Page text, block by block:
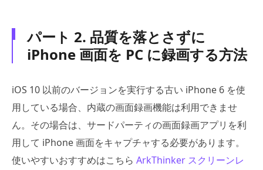
パート 2. 品質を落とさずに
iPhone 画面を PC に録画する方法
iOS 10 以前のバージョンを実行する古い iPhone 6 を使
用している場合、内蔵の画面録画機能は利用できませ
ん。その場合は、サードパーティの画面録画アプリを利
用して iPhone 画面をキャプチャする必要があります。
使いやすいおすすめはこちら ArkThinker スクリーンレ